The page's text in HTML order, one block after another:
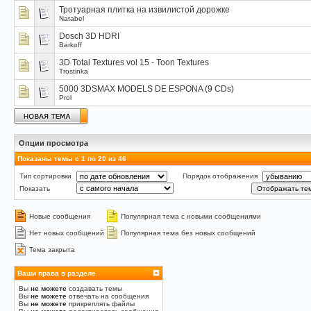
Тротуарная плитка на извилистой дорожке
Natabel
Dosch 3D HDRI
Barkoff
3D Total Textures vol 15 - Toon Textures
Trostinka
5000 3DSMAX MODELS DE ESPONA (9 CDs)
Prol
Опции просмотра
Показаны темы с 1 по 20 из 46
Тип сортировки
Порядок отображения
Показать
Новые сообщения Популярная тема с новыми сообщениями
Нет новых сообщений Популярная тема без новых сообщений
Тема закрыта
Ваши права в разделе
Вы не можете создавать темы
Вы не можете отвечать на сообщения
Вы не можете прикреплять файлы